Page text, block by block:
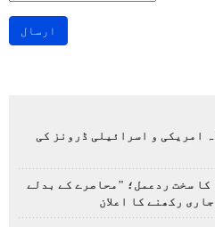
ارسال
امریکی و اسرائیلی ڈرونز کی
کا سخت ردعمل؛ "محاصرے کے بدلے
رکھنے کا اعلان